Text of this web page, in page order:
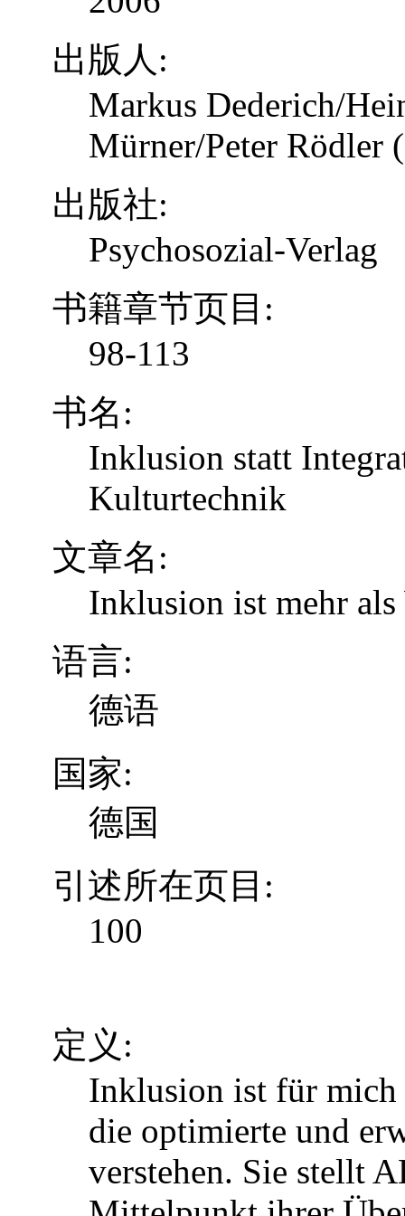
出版人:
Markus Dederich/
Mürner/Peter Rödler
出版社:
Psychosozial-Verlag
书籍章节页目:
98-113
书名:
Inklusion statt
Kulturtechnik
文章名:
Inklusion ist mehr
语言:
德语
国家:
德国
引述所在页目:
100
定义:
Inklusion ist für mich
die optimierte und
verstehen. Sie stellt